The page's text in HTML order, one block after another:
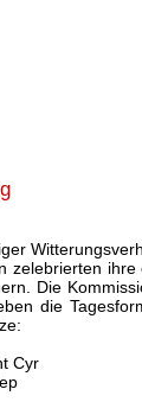
zelebrierten ihre
Die
die
Cyr